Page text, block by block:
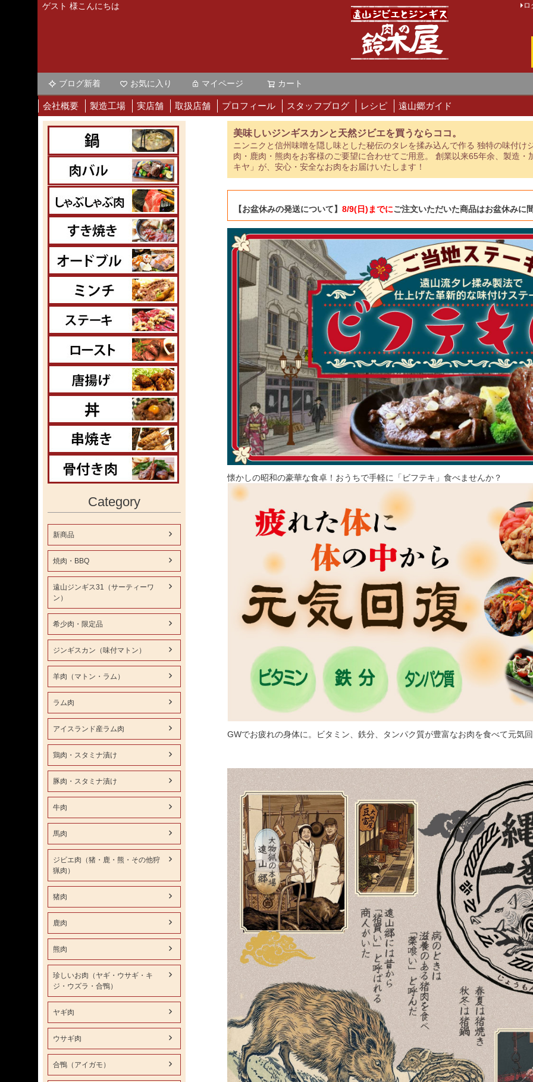
ゲスト 様こんにちは ロ
ブログ新着 お気に入り マイページ カート
会社概要 製造工場 実店舗 取扱店舗 プロフィール スタッフブログ レシピ 遠山郷ガイド
Category
新商品
焼肉・BBQ
遠山ジンギス31（サーティーワ
ン）
希少肉・限定品
ジンギスカン（味付マトン）
羊肉（マトン・ラム）
ラム肉
アイスランド産ラム肉
鶏肉・スタミナ漬け
豚肉・スタミナ漬け
牛肉
馬肉
ジビエ肉（猪・鹿・熊・その他狩
猟肉）
猪肉
鹿肉
熊肉
珍しいお肉（ヤギ・ウサギ・キ
ジ・ウズラ・合鴨）
ヤギ肉
ウサギ肉
合鴨（アイガモ）
美味しいジンギスカンと天然ジビエを買うならココ。
ニンニクと信州味噌を隠し味とした秘伝のタレを揉み込んで作る 独特の味付
肉・鹿肉・熊肉をお客様のご要望に合わせてご用意。 創業以来65年余、製造
キヤ」が、安心・安全なお肉をお届けいたします！
【お盆休みの発送について】 8/9(日)までにご注文いただいた商品はお盆休みに
懐かしの昭和の豪華な食卓！おうちで手軽に「ビフテキ」食べませんか？
GWでお疲れの身体に。ビタミン、鉄分、タンパク質が豊富なお肉を食べて元気